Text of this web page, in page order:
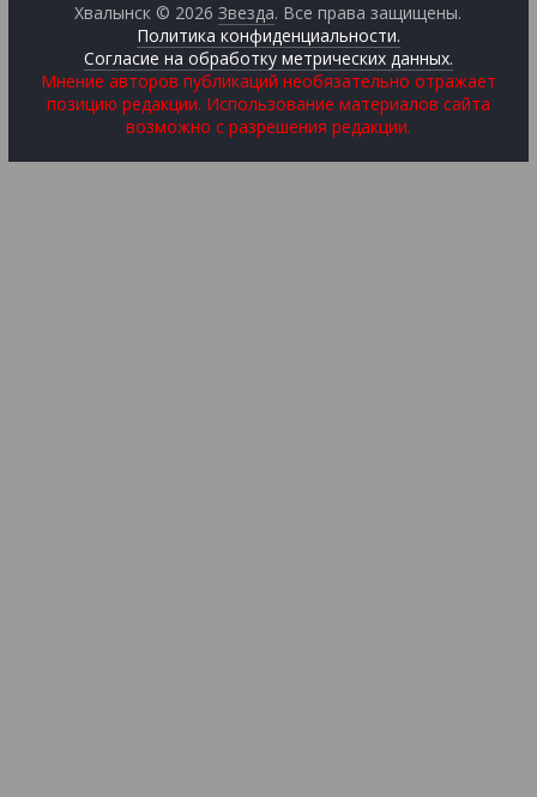
Хвалынск © 2026Звезда. Все права защищены.
Политика конфиденциальности.
Согласие на обработку метрических данных.
Мнение авторов публикаций необязательно отражает
позицию редакции. Использование материалов сайта
возможно с разрешения редакции.